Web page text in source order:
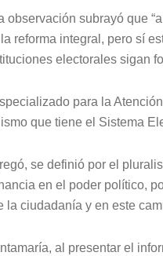
observación subrayó que
reforma integral, pero sí
electorales sigan
para la
que tiene el Sistema
se definió por el
en el poder político,
la ciudadanía y en este
al presentar el